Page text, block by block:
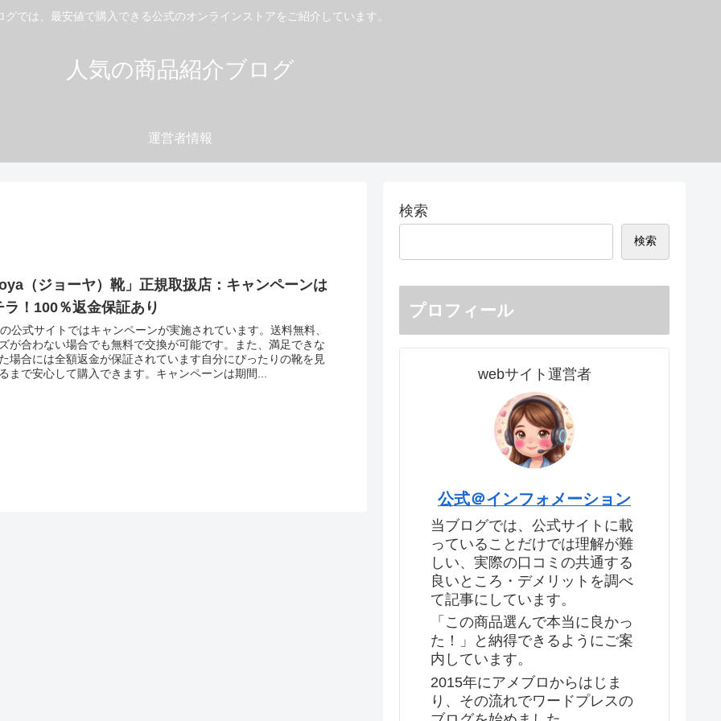
グでは、最安値で購入できる公式のオンラインストアをご紹介しています。
人気の商品紹介ブログ
運営者情報
（ジョーヤ）靴」正規取扱店：キャンペーンは
ラ！100％返金保証あり
公式サイトではキャンペーンが実施されています。送料無料、
が合わない場合でも無料で交換が可能です。また、満足できな
場合には全額返金が保証されています自分にぴったりの靴を見
まで安心して購入できます。キャンペーンは期間...
検索
検索
プロフィール
webサイト運営者
公式＠インフォメーション
当ブログでは、公式サイトに載
っていることだけでは理解が難
しい、実際の口コミの共通する
良いところ・デメリットを調べ
て記事にしています。
「この商品選んで本当に良かっ
た！」と納得できるようにご案
内しています。
2015年にアメブロからはじま
り、その流れでワードプレスの